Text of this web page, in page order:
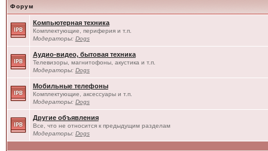
Форум
Компьютерная техника
Комплектующие, периферия и т.п.
Модераторы: Dogs
Аудио-видео, бытовая техника
Телевизоры, магнитофоны, акустика и т.п.
Модераторы: Dogs
Мобильные телефоны
Комплектующие, аксессуары и т.п.
Модераторы: Dogs
Другие объявления
Все, что не относится к предыдущим разделам
Модераторы: Dogs